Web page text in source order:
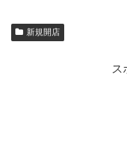
新規開店
ス